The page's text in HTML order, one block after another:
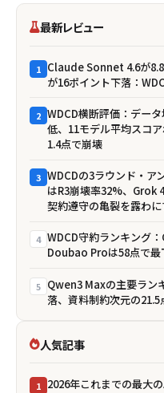
最新レビュー
1 Claude Sonnet 4.6が
が16ポイント下落：
2 WDCD横断評価：デー
低、11モデル平均スコ
1.4点で崩壊
3 WDCDの3ラウンド・
はR3崩壊率32%、
契約遵守の亀裂を露わに
4 WDCD守約ランキング：
Doubao Proは58点で最
5 Qwen3 Maxの主要ラン
落、資料制約次元の
人気記事
1 2026年これまでの最大